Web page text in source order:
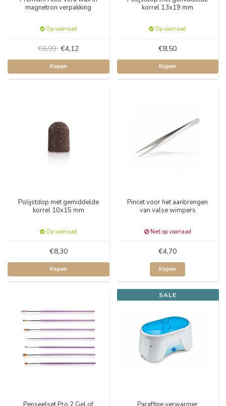
magnetron verpakking
Op voorraad
€6,99 €4,12
Kopen
korrel 13x19 mm
Op voorraad
€8,50
Kopen
Polijstdop met gemiddelde
korrel 10x15 mm
Op voorraad
€8,30
Kopen
Pincet voor het aanbrengen
van valse wimpers
Niet op voorraad
€4,70
Kopen
SALE